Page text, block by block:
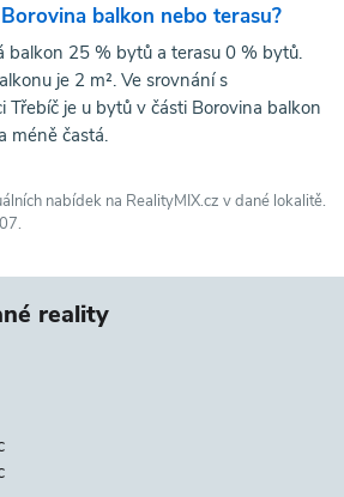
balkon nebo terasu?
balkon 25 % bytů a terasu 0 % bytů.
je 2 m². Ve srovnání s
Třebíč je u bytů v části Borovina balkon
méně častá.
nabídek na RealityMIX.cz v dané lokalitě.
reality